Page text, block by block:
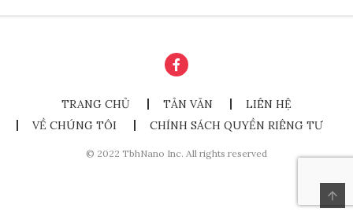
TRANG CHỦ TẢN VĂN
LIÊN HỆ
VỀ CHÚNG TÔI
CHÍNH SÁCH QUYỀN RIÊNG TƯ
© 2022 TbhNano Inc. All rights reserved